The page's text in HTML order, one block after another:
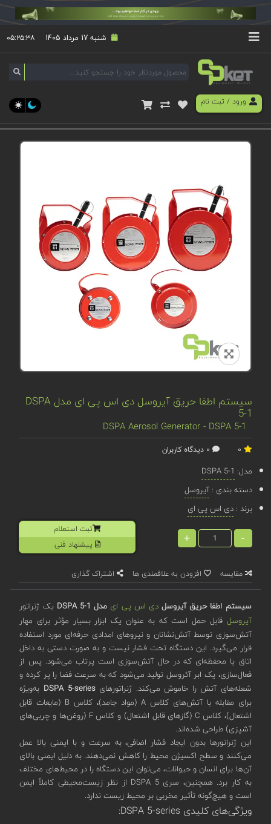
شنبه 17 مرداد 1405 ۰۵:۲۵:۳۸
ورود/ ثبت نام
سیستم اطفا حریق آیروسل دی اس پی ای مدل DSPA
5-1
DSPA Aerosol Generator - DSPA 5-1
مدل: DSPA 5-1
دسته بندی :آیروسل
برند :دی اس پی ای
-
+
ثبت استعلام
پیشنهاد فنی
مقایسه افزودن به علاقمندی ها اشتراک گذاری
سیستم اطفا حریق آیروسلدی اس پی ای مدل DSPA 5-1
یک ژنراتور
آیروسل قابل حمل است که به عنوان یک ابزار بسیار مؤثر برای مهار
آتش‌سوزی توسط آتش‌نشانان و نیروهای امدادی حرفه‌ای مورد استفاده
قرار می‌گیرد. این دستگاه تحت فشار نیست و به صورت دستی به داخل
اتاق یا محفظه‌ای که در حال آتش‌سوزی است پرتاب می‌شود. پس از
فعال‌سازی، یک ابر آئروسل تولید می‌شود که به سرعت فضا را پر کرده و
شعله‌های آتش را خاموش می‌کند. ژنراتورهایDSPA 5-series به‌ویژه
برای مقابله با آتش‌های کلاس A (مواد جامد)، کلاس B (مایعات قابل
اشتعال)، کلاس C (گازهای قابل اشتعال) و کلاس F (روغن‌ها و چربی‌های
آشپزی) طراحی شده‌اند.
این ژنراتورها بدون ایجاد فشار اضافی، به سرعت و با ایمنی بالا عمل
می‌کنند و سطح اکسیژن محیط را کاهش نمی‌دهند. به دلیل ایمنی بالای
آن‌ها برای انسان و حیوانات، می‌توان این دستگاه را در محیط‌های مختلف
به کار برد. همچنین، سری DSPA 5 از نظر زیست‌محیطی کاملاً ایمن
است و هیچ‌گونه تأثیر مخربی بر محیط زیست ندارد.
ویژگی‌های کلیدی DSPA 5-series: